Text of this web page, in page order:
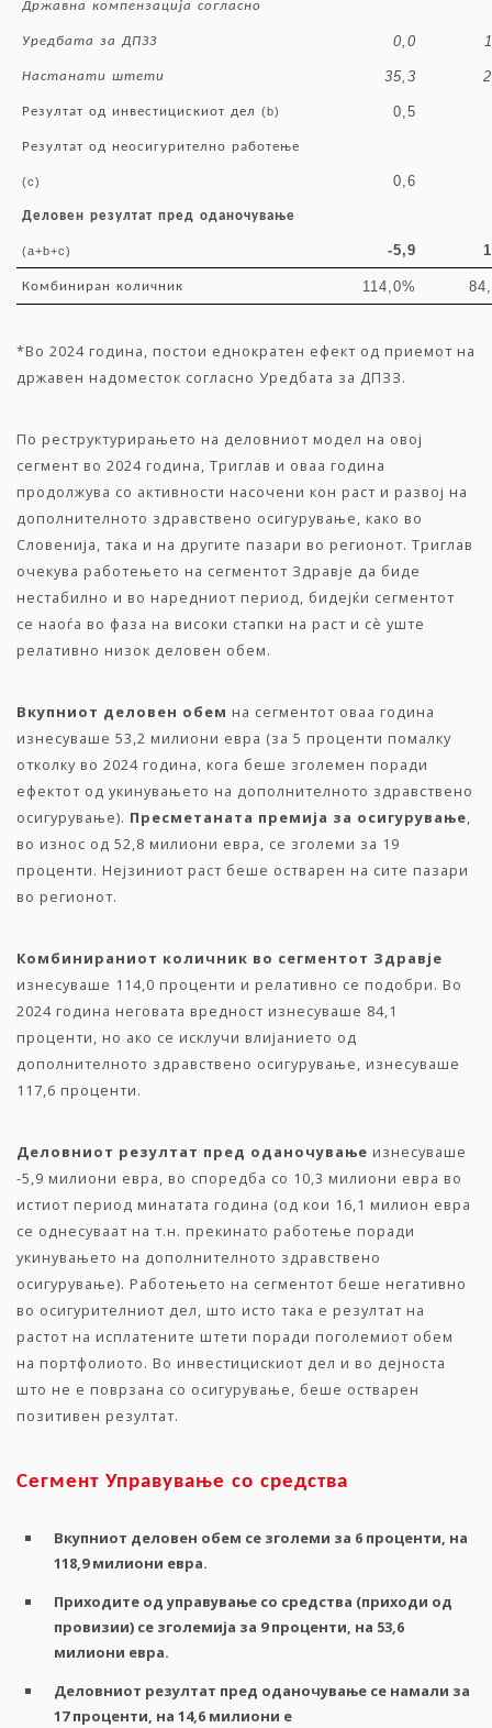
Државна компензација согласно
Уредбата за ДПЗЗ 0,0
Настанати штети 35,3
Резултат од инвестицискиот дел (b) 0,5
Резултат од неосигурително работење
(c) 0,6
Деловен резултат пред оданочување
(a+b+c) -5,9
Комбиниран количник 114,0%
*Во 2024 година, постои еднократен ефект од приемот на
државен надоместок согласно Уредбата за ДПЗЗ.
По реструктурирањето на деловниот модел на овој
сегмент во 2024 година, Триглав и оваа година
продолжува со активности насочени кон раст и развој на
дополнителното здравствено осигурување, како во
Словенија, така и на другите пазари во регионот. Триглав
очекува работењето на сегментот Здравје да биде
нестабилно и во наредниот период, бидејќи сегментот
се наоѓа во фаза на високи стапки на раст и сè уште
релативно низок деловен обем.
Вкупниот деловен обем на сегментот оваа година
изнесуваше 53,2 милиони евра (за 5 проценти помалку
отколку во 2024 година, кога беше зголемен поради
ефектот од укинувањето на дополнителното здравствено
осигурување). Пресметаната премија за осигурување,
во износ од 52,8 милиони евра, се зголеми за 19
проценти. Нејзиниот раст беше остварен на сите пазари
во регионот.
Комбинираниот количник во сегментот Здравје
изнесуваше 114,0 проценти и релативно се подобри. Во
2024 година неговата вредност изнесуваше 84,1
проценти, но ако се исклучи влијанието од
дополнителното здравствено осигурување, изнесуваше
117,6 проценти.
Деловниот резултат пред оданочување изнесуваше
-5,9 милиони евра, во споредба со 10,3 милиони евра во
истиот период минатата година (од кои 16,1 милион евра
се однесуваат на т.н. прекинато работење поради
укинувањето на дополнителното здравствено
осигурување). Работењето на сегментот беше негативно
во осигурителниот дел, што исто така е резултат на
растот на исплатените штети поради поголемиот обем
на портфолиото. Во инвестицискиот дел и во дејноста
што не е поврзана со осигурување, беше остварен
позитивен резултат.
Сегмент Управување со средства
Вкупниот деловен обем се зголеми за 6 проценти, на
118,9милиони евра.
Приходите од управување со средства (приходи од
провизии) се зголемија за 9проценти, на 53,6
милиони евра.
Деловниот резултат пред оданочување се намали за
17проценти, на 14,6 милиони е